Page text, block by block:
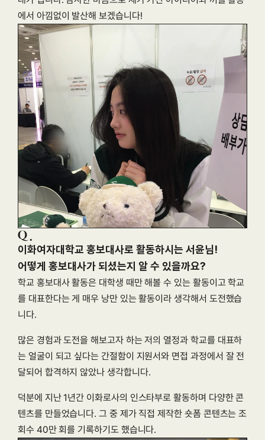
에서 아낌없이 발산해 보겠습니다!
이화여자대학교 홍보대사로 활동하시는 서윤님!
학교 홍보대사 활동은 대학생 때만 해볼 수 있는 활동이고 학교
를 대표한다는 게 매우 낭만 있는 활동이라 생각해서 도전했습
니다.
많은 경험과 도전을 해보고자 하는 저의 열정과 학교를 대표하
는 얼굴이 되고 싶다는 간절함이 지원서와 면접 과정에서 잘 전
달되어 합격하지 않았나 생각합니다.
덕분에 지난 1년간 이화로사의 인스타부로 활동하며 다양한 콘
텐츠를 만들었습니다. 그 중 제가 직접 제작한 숏폼 콘텐츠는 조
회수 40만 회를 기록하기도 했습니다.